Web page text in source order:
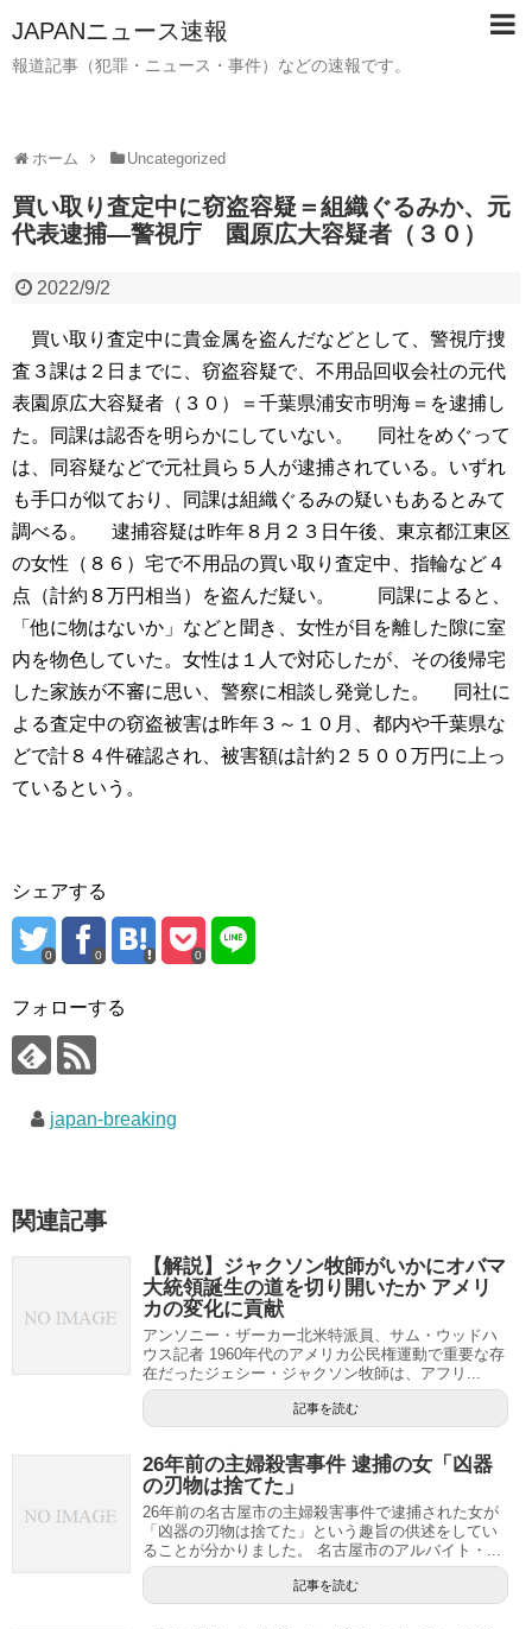
JAPANニュース速報
報道記事（犯罪・ニュース・事件）などの速報です。
ホーム Uncategorized
買い取り査定中に窃盗容疑＝組織ぐるみか、元
代表逮捕―警視庁 園原広大容疑者（３０）
2022/9/2
買い取り査定中に貴金属を盗んだなどとして、警視庁捜
査３課は２日までに、窃盗容疑で、不用品回収会社の元代
表園原広大容疑者（３０）＝千葉県浦安市明海＝を逮捕し
た。同課は認否を明らかにしていない。 同社をめぐって
は、同容疑などで元社員ら５人が逮捕されている。いずれ
も手口が似ており、同課は組織ぐるみの疑いもあるとみて
調べる。 逮捕容疑は昨年８月２３日午後、東京都江東区
の女性（８６）宅で不用品の買い取り査定中、指輪など４
点（計約８万円相当）を盗んだ疑い。 同課によると、
「他に物はないか」などと聞き、女性が目を離した隙に室
内を物色していた。女性は１人で対応したが、その後帰宅
した家族が不審に思い、警察に相談し発覚した。 同社に
よる査定中の窃盗被害は昨年３～１０月、都内や千葉県な
どで計８４件確認され、被害額は計約２５００万円に上っ
ているという。
シェアする
0 0 0
フォローする
japan-breaking
関連記事
【解説】ジャクソン牧師がいかにオバマ
大統領誕生の道を切り開いたか アメリ
カの変化に貢献
アンソニー・ザーカー北米特派員、サム・ウッドハ
ウス記者 1960年代のアメリカ公民権運動で重要な存
在だったジェシー・ジャクソン牧師は、アフリ...
記事を読む
26年前の主婦殺害事件 逮捕の女「凶器
の刃物は捨てた」
26年前の名古屋市の主婦殺害事件で逮捕された女が
「凶器の刃物は捨てた」という趣旨の供述をしてい
ることが分かりました。 名古屋市のアルバイト・...
記事を読む